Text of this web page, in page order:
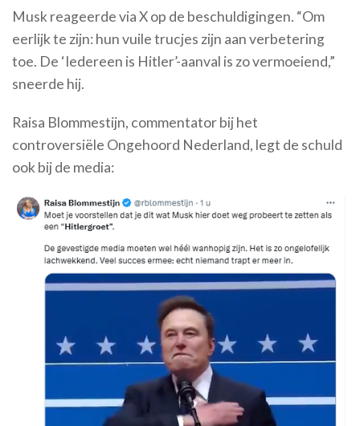
Musk reageerde via X op de beschuldigingen. “Om
eerlijk te zijn: hun vuile trucjes zijn aan verbetering
toe. De ‘Iedereen is Hitler’-aanval is zo vermoeiend,”
sneerde hij.
Raisa Blommestijn, commentator bij het
controversiële Ongehoord Nederland, legt de schuld
ook bij de media: